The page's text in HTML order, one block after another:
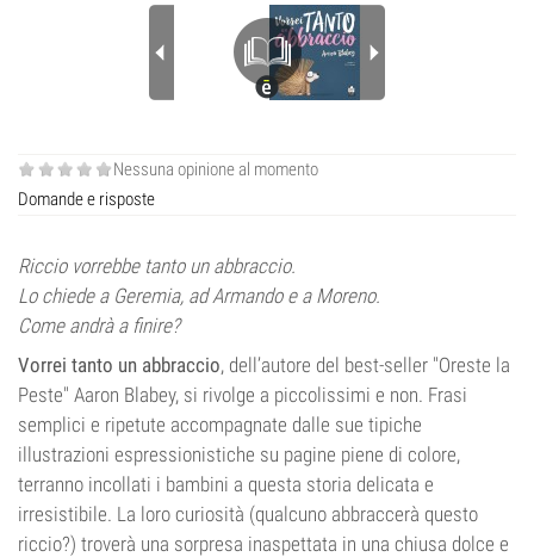
Nessuna opinione al momento
Domande e risposte
Riccio vorrebbe tanto un abbraccio.
Lo chiede a Geremia, ad Armando e a Moreno.
Come andrà a finire?
Vorrei tanto un abbraccio, dell’autore del best-seller "Oreste la
Peste" Aaron Blabey, si rivolge a piccolissimi e non. Frasi
semplici e ripetute accompagnate dalle sue tipiche
illustrazioni espressionistiche su pagine piene di colore,
terranno incollati i bambini a questa storia delicata e
irresistibile. La loro curiosità (qualcuno abbraccerà questo
riccio?) troverà una sorpresa inaspettata in una chiusa dolce e